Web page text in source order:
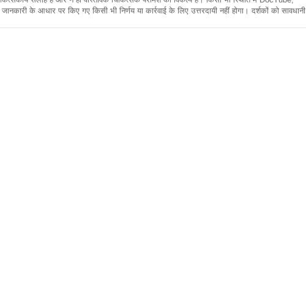
के आधार पर किए गए किसी भी निर्णय या कार्रवाई के लिए उत्तरदायी नहीं होगा। दर्शकों को सावधानी